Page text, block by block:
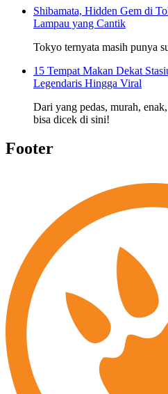
Shibamata, Hidden Gem di
Lampau yang Cantik
Tokyo ternyata masih punya
15 Tempat Makan Dekat
Legendaris Hingga Viral
Dari yang pedas, murah,
bisa dicek di sini!
Footer